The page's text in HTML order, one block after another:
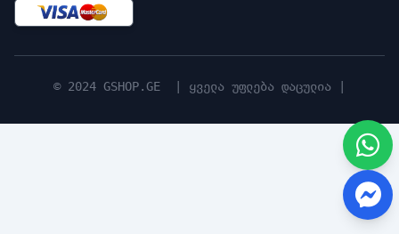
ადაპტური Ethernet პორტი)
გენერალი
ზომები 72 მმ × 72 მმ × 157 მმ (2,83 × 2,83 ×
პაკეტის ზომები 227 × 100 × 92 მმ (8,94 × 3,94
ოპერაციული პირობები -30 °C-დან 50 °C-მდე
© 2024 GSHOP.GE | ყველა უფლება დაცულია |